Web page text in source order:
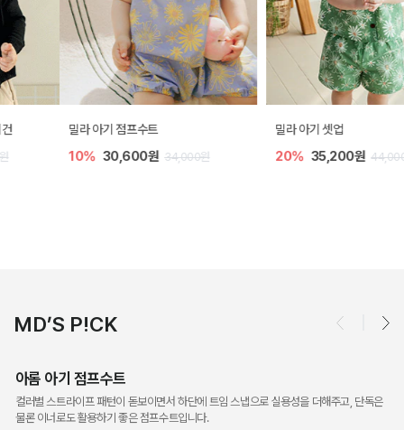
밀라 아기 점프수트
30,600원 34,000원
밀라 아기 셋업
35,200원 44,000원
MD’S P!CK
아롬 아기 점프수트
컬러별 스트라이프 패턴이 돋보이면서 하단에 트임 스냅으로 실용성을 더해주고, 단독은
물론 이너로도 활용하기 좋은 점프수트입니다.